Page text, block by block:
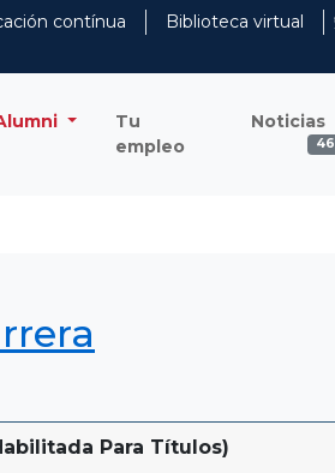
contínua
Biblioteca virtual
Tu
empleo
Noticias
46
Para Títulos)